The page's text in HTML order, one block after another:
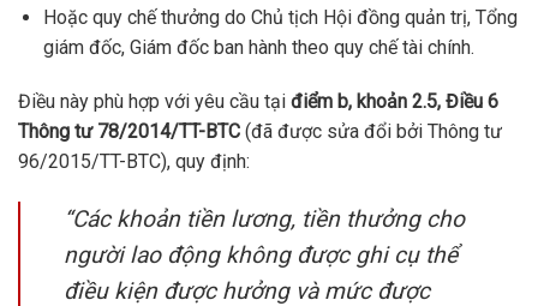
Hoặc quy chế thưởng do Chủ tịch Hội đồng quản trị, Tổng
giám đốc, Giám đốc ban hành theo quy chế tài chính.
Điều này phù hợp với yêu cầu tại điểm b, khoản 2.5, Điều 6
Thông tư 78/2014/TT-BTC (đã được sửa đổi bởi Thông tư
96/2015/TT-BTC), quy định:
“Các khoản tiền lương, tiền thưởng cho
người lao động không được ghi cụ thể
điều kiện được hưởng và mức được